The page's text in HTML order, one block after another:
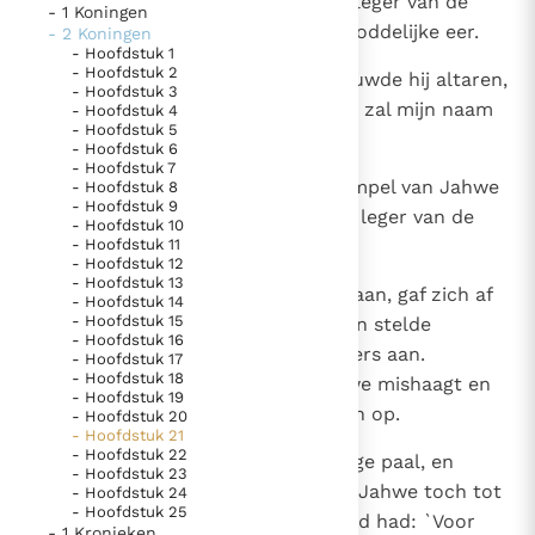
Berichten
Paus naar Pavia om o.a. H. Augustinus te eren
Het Vaticaan publiceert een nieuwe Latijnse uitgave
van het Romeins martyrologium
Vaticaanse financiële waakhond verliest autonomie
Paus spreekt het Wereldvoedselprogramma toe
Paus Leo XIV in Pavia: "De stad is zowel een gave als
een taak"
RK Documenten stelt heel veel belangrijke
kerkelijke documenten van de Rooms
Katholieke Kerk in het Nederlands beschikbaar
en is volledig afhankelijk van donaties.
Ik help mee!
- 1 Koningen
- 2 Koningen
- Hoofdstuk 1
- Hoofdstuk 2
- Hoofdstuk 3
- Hoofdstuk 4
- Hoofdstuk 5
- Hoofdstuk 6
- Hoofdstuk 7
- Hoofdstuk 8
- Hoofdstuk 9
- Hoofdstuk 10
- Hoofdstuk 11
- Hoofdstuk 12
- Hoofdstuk 13
- Hoofdstuk 14
- Hoofdstuk 15
- Hoofdstuk 16
- Hoofdstuk 17
- Hoofdstuk 18
- Hoofdstuk 19
- Hoofdstuk 20
- Hoofdstuk 21
- Hoofdstuk 22
- Hoofdstuk 23
- Hoofdstuk 24
- Hoofdstuk 25
hemellichamen en bewees hun goddelijke eer.
Zelfs in de tempel van Jahwe bouwde hij altaren,
terwijl deze toch gezegd had: `Ik zal mijn naam
vestigen in Jeruzalem.'
In de beide voorhoven van de tempel van Jahwe
bouwde hij altaren voor heel het leger van de
hemellichamen.
Hij liet zijn zoon door het vuur gaan, gaf zich af
met waarzeggerij en wichelarij, en stelde
dodenbezweerders en waarzeggers aan.
Onophoudelijk deed hij wat Jahwe mishaagt en
hij wekte daardoor Jahwe's toorn op.
Hij liet een beeld maken, de heilige paal, en
plaatste die in de tempel, terwijl Jahwe toch tot
David en zijn zoon Salomo gezegd had: `Voor